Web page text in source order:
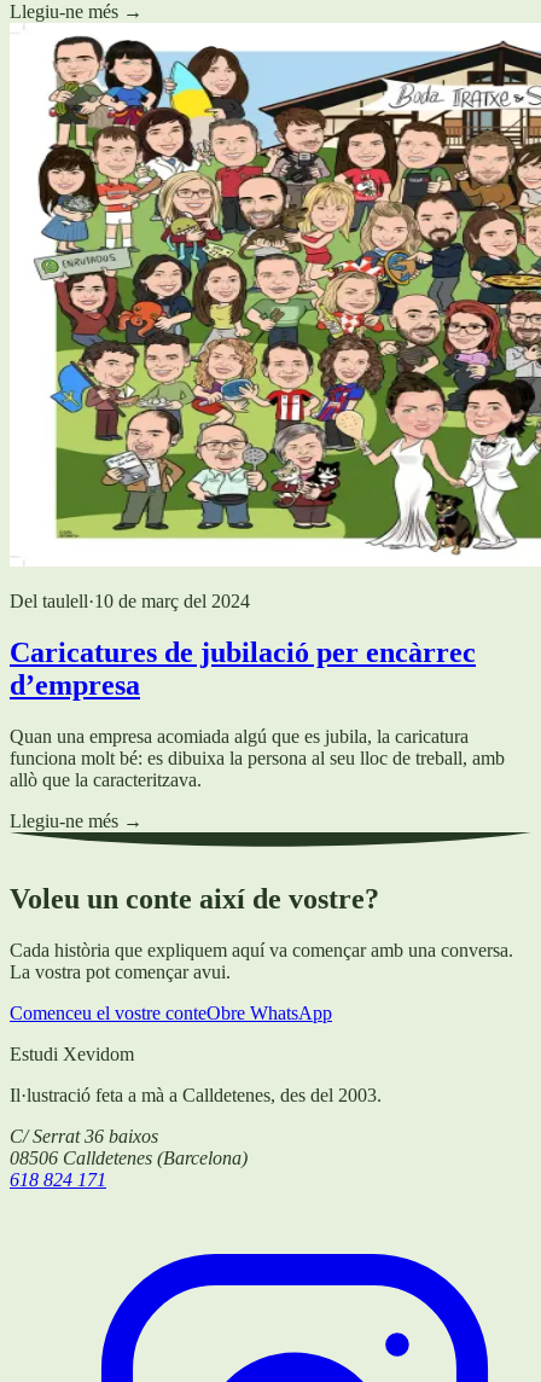
Llegiu-ne més →
Del taulell·10 de març del 2024
Caricatures de jubilació per encàrrec
d’empresa
Quan una empresa acomiada algú que es jubila, la caricatura
funciona molt bé: es dibuixa la persona al seu lloc de treball, amb
allò que la caracteritzava.
Llegiu-ne més →
Voleu un conte així de vostre?
Cada història que expliquem aquí va començar amb una conversa.
La vostra pot començar avui.
Comenceu el vostre conteObre WhatsApp
Estudi Xevidom
Il·lustració feta a mà a Calldetenes, des del 2003.
C/ Serrat 36 baixos
08506 Calldetenes (Barcelona)
618 824 171